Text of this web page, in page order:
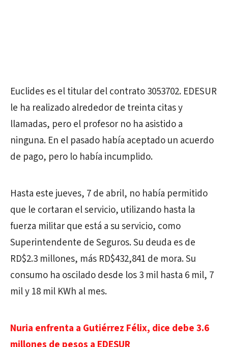
Euclides es el titular del contrato 3053702. EDESUR
le ha realizado alrededor de treinta citas y
llamadas, pero el profesor no ha asistido a
ninguna. En el pasado había aceptado un acuerdo
de pago, pero lo había incumplido.
Hasta este jueves, 7 de abril, no había permitido
que le cortaran el servicio, utilizando hasta la
fuerza militar que está a su servicio, como
Superintendente de Seguros. Su deuda es de
RD$2.3 millones, más RD$432,841 de mora. Su
consumo ha oscilado desde los 3 mil hasta 6 mil, 7
mil y 18 mil KWh al mes.
Nuria enfrenta a Gutiérrez Félix, dice debe 3.6